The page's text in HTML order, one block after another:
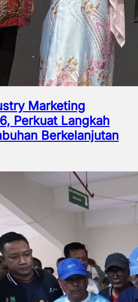
Marketing
Perkuat Langkah
Berkelanjutan